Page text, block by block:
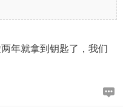
年就拿到钥匙了，我们